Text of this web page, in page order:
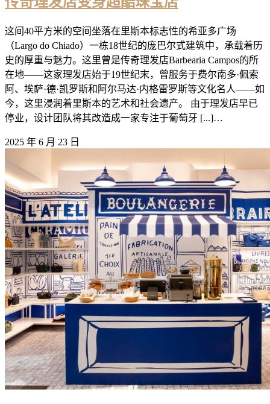
这间40平方米的空间坐落在里斯本标志性的希亚多广场
（Largo do Chiado）一栋18世纪的庞巴尔式建筑中，承载着历
史的厚重与魅力。这里曾是传奇理发店Barbearia Campos的所
在地——这家理发店始于19世纪末，曾服务于费尔南多·佩索
阿、埃萨·德·凯罗斯和阿尔马达·内格雷罗斯等文化名人——如
今，这里浸润着里斯本的艺术和社会遗产。 由于理发店早已
停业，设计团队将其改造成一家专注于葡萄牙 [...]…
2025 年 6 月 23 日